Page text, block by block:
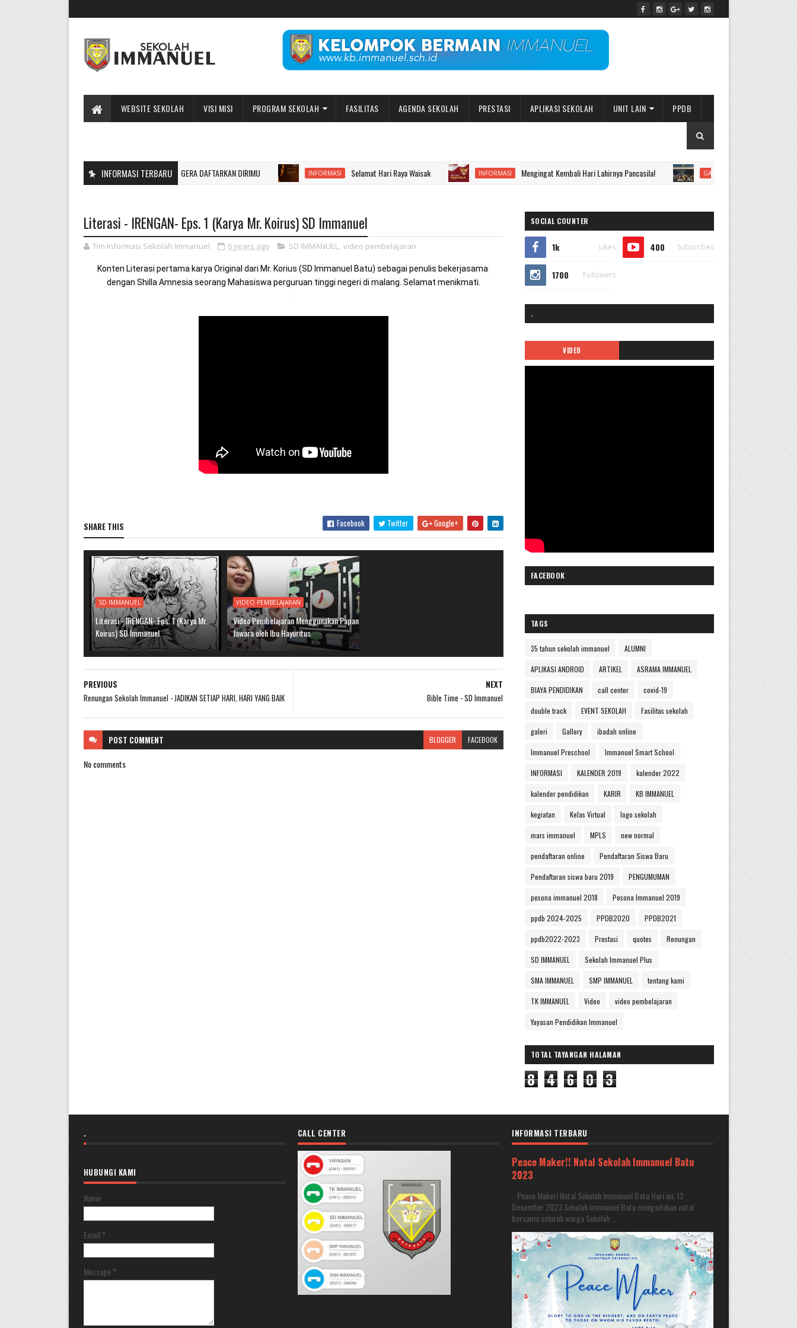
WEBSITE SEKOLAH VISI MISI PROGRAM SEKOLAH FASILITAS AGENDA SEKOLAH PRESTASI APLIKASI SEKOLAH UNIT LAIN PPDB
INFORMASI TERBARU
2024-2025 SEKOLAH IMMANUEL BATU DIBUKA!! SEGERA DAFTARKAN DIRIMU INFORMASI Selamat Hari Raya Waisak INFORMASI Mengingat Kembali Hari Lahirnya Pancasila! GALERI Galeri - KB Immanuel
Literasi - IRENGAN- Eps. 1 (Karya Mr. Koirus) SD Immanuel
Tim Informasi Sekolah Immanuel 6 years ago SD IMMANUEL, video pembelajaran
Konten Literasi pertama karya Original dari Mr. Korius (SD Immanuel Batu) sebagai penulis bekerjasama
dengan Shilla Amnesia seorang Mahasiswa perguruan tinggi negeri di malang. Selamat menikmati.
SHARE THIS Facebook Twitter Google+
SD IMMANUEL
Literasi - IRENGAN- Eps. 1 (Karya Mr.
Koirus) SD Immanuel
VIDEO PEMBELAJARAN
Video Pembelajaran Menggunakan Papan
Jawara oleh Ibu Hayuritus
NEXT
Bible Time - SD Immanuel
PREVIOUS
Renungan Sekolah Immanuel - JADIKAN SETIAP HARI, HARI YANG BAIK
POST COMMENT BLOGGER FACEBOOK
No comments
SOCIAL COUNTER
1k Likes 400 Subscribes
1700 Followers
.
VIDEO
FACEBOOK
TAGS
35 tahun sekolah immanuel ALUMNI
APLIKASI ANDROID ARTIKEL ASRAMA IMMANUEL
BIAYA PENDIDIKAN call center covid-19
double track EVENT SEKOLAH Fasilitas sekolah
galeri Gallery ibadah online
Immanuel Preschool Immanuel Smart School
INFORMASI KALENDER 2019 kalender 2022
kalender pendidikan KARIR KB IMMANUEL
kegiatan Kelas Virtual logo sekolah
mars immanuel MPLS new normal
pendaftaran online Pendaftaran Siswa Baru
Pendaftaran siswa baru 2019 PENGUMUMAN
pesona immanuel 2018 Pesona Immanuel 2019
ppdb 2024-2025 PPDB2020 PPDB2021
ppdb2022-2023 Prestasi quotes Renungan
SD IMMANUEL Sekolah Immanuel Plus
SMA IMMANUEL SMP IMMANUEL tentang kami
TK IMMANUEL Video video pembelajaran
Yayasan Pendidikan Immanuel
TOTAL TAYANGAN HALAMAN
8 4 6 0 3
.
HUBUNGI KAMI
Name
Email *
Message *
CALL CENTER INFORMASI TERBARU
Peace Maker!! Natal Sekolah Immanuel Batu
2023
Peace Maker! Natal Sekolah Immanuel Batu Hari ini, 12
Desember 2023 Sekolah Immanuel Batu mengadakan natal
bersama seluruh warga Sekolah ...